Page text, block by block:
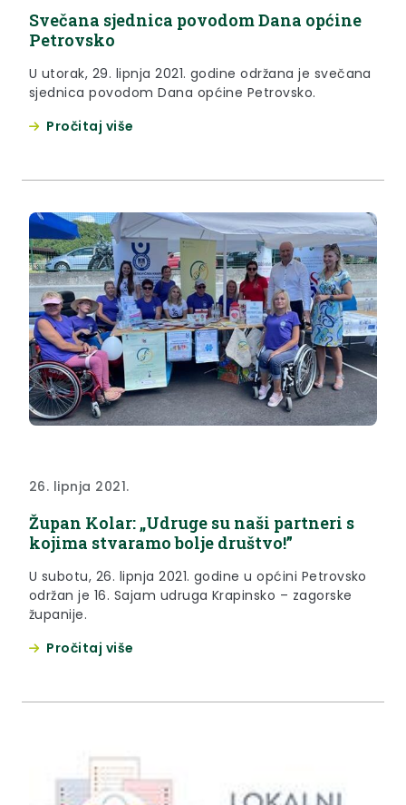
Svečana sjednica povodom Dana općine
Petrovsko
U utorak, 29. lipnja 2021. godine održana je svečana
sjednica povodom Dana općine Petrovsko.
Pročitaj više
26. lipnja 2021.
Župan Kolar: „Udruge su naši partneri s
kojima stvaramo bolje društvo!”
U subotu, 26. lipnja 2021. godine u općini Petrovsko
održan je 16. Sajam udruga Krapinsko – zagorske
županije.
Pročitaj više